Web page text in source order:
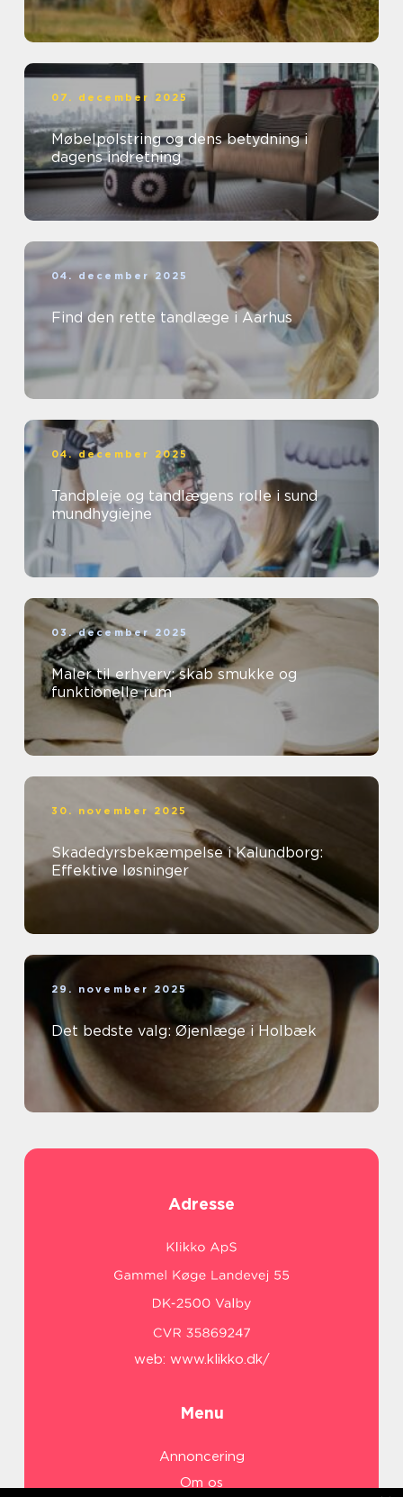
07. december 2025
Møbelpolstring og dens betydning i
dagens indretning
04. december 2025
Find den rette tandlæge i Aarhus
04. december 2025
Tandpleje og tandlægens rolle i sund
mundhygiejne
03. december 2025
Maler til erhverv: skab smukke og
funktionelle rum
30. november 2025
Skadedyrsbekæmpelse i Kalundborg:
Effektive løsninger
29. november 2025
Det bedste valg: Øjenlæge i Holbæk
Adresse
web: www.klikko.dk/
Menu
Annoncering
Om os